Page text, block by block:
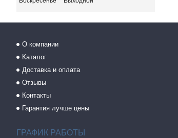
О компании
Каталог
Доставка и оплата
Отзывы
Контакты
Гарантия лучше цены
ГРАФИК РАБОТЫ